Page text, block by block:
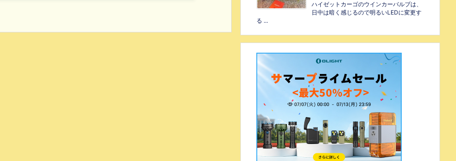
ハイゼットカーゴのウインカーバルブは、
日中は暗く感じるので明るいLEDに変更す
る ...